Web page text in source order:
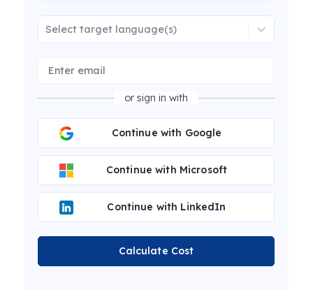
Select target language(s)
or sign in with
Continue with Google
Continue with Microsoft
Continue with LinkedIn
Calculate Cost